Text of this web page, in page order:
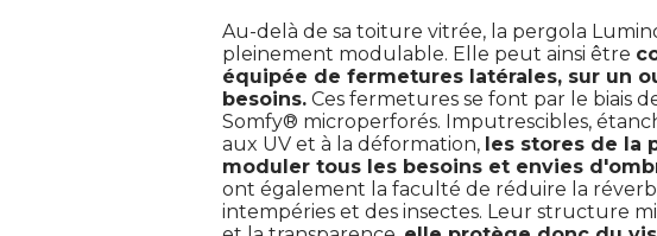
Au-delà de sa toiture vitrée, la pergola
pleinement modulable. Elle peut ainsi être
équipée de fermetures latérales, sur un
besoins. Ces fermetures se font par le biais
Somfy® microperforés. Imputrescibles,
aux UV et à la déformation, les stores de la
moduler tous les besoins et envies
ont également la faculté de réduire la
intempéries et des insectes. Leur structure